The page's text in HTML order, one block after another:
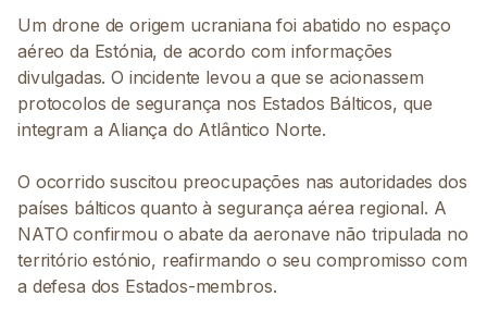
Um drone de origem ucraniana foi abatido no espaço
aéreo da Estónia, de acordo com informações
divulgadas. O incidente levou a que se acionassem
protocolos de segurança nos Estados Bálticos, que
integram a Aliança do Atlântico Norte.
O ocorrido suscitou preocupações nas autoridades dos
países bálticos quanto à segurança aérea regional. A
NATO confirmou o abate da aeronave não tripulada no
território estónio, reafirmando o seu compromisso com
a defesa dos Estados-membros.